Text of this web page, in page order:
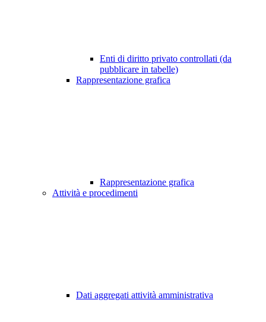
Enti di diritto privato controllati (da
pubblicare in tabelle)
Rappresentazione grafica
Rappresentazione grafica
Attività e procedimenti
Dati aggregati attività amministrativa